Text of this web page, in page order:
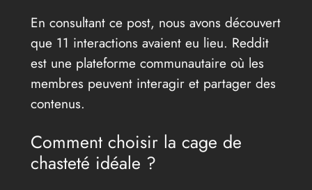
En consultant ce post, nous avons découvert
que 11 interactions avaient eu lieu. Reddit
est une plateforme communautaire où les
membres peuvent interagir et partager des
contenus.
Comment choisir la cage de
chasteté idéale ?